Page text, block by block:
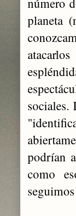
planeta
sociales.
podrían
como